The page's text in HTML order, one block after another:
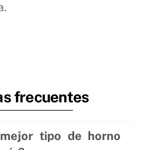
frecuentes
tipo de horno